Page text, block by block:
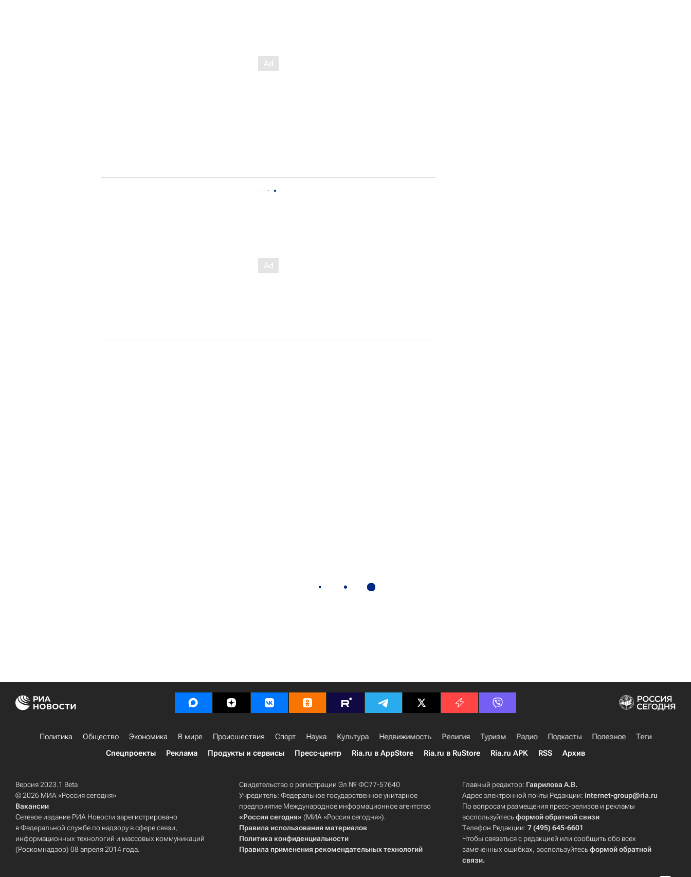
Политика Общество Экономика В мире Происшествия Спорт Наука Культура Недвижимость Религия Туризм Радио Подкасты Полезное
Теги
Спецпроекты
Реклама Продукты и сервисы Пресс-центр Ria.ru в AppStore Ria.ru в RuStore Ria.ru APK RSS Архив
Версия 2023.1 Beta
© 2026 МИА «Россия сегодня»
Вакансии
Сетевое издание РИА Новости зарегистрировано
в Федеральной службе по надзору в сфере связи,
информационных технологий и массовых коммуникаций
(Роскомнадзор) 08 апреля 2014 года.
Свидетельство о регистрации Эл № ФС77-57640
Учредитель: Федеральное государственное унитарное
предприятие Международное информационное агентство
«Россия сегодня» (МИА «Россия сегодня»).
Правила использования материалов
Политика конфиденциальности
Правила применения рекомендательных технологий
Главный редактор: Гаврилова А.В.
Адрес электронной почты Редакции:internet-group@ria.ru
По вопросам размещения пресс-релизов и рекламы
воспользуйтесьформой обратной связи
Телефон Редакции:7 (495) 645-6601
Чтобы связаться с редакцией или сообщить обо всех
замеченных ошибках, воспользуйтесьформой обратной
связи.